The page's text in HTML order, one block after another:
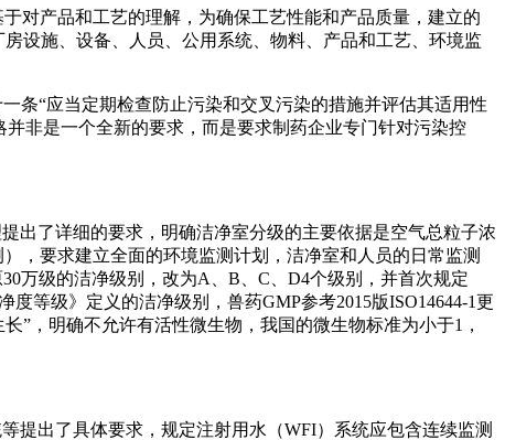
对产品和工艺的理解，为确保工艺性能和产品质量，建立的
设施、设备、人员、公用系统、物料、产品和工艺、环境监
条“应当定期检查防止污染和交叉污染的措施并评估其适用性
非是一个全新的要求，而是要求制药企业专门针对污染控
出了详细的要求，明确洁净室分级的主要依据是空气总粒子浓
，要求建立全面的环境监测计划，洁净室和人员的日常监测
万级的洁净级别，改为A、B、C、D4个级别，并首次规定
等级》定义的洁净级别，兽药GMP参考2015版ISO14644-1更
”，明确不允许有活性微生物，我国的微生物标准为小于1，
提出了具体要求，规定注射用水（WFI）系统应包含连续监测